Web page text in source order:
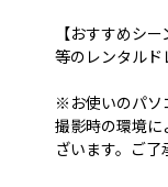
【おすすめシ
等のレンタルド
※お使いのパソ
撮影時の環境に
ざいます。ご了